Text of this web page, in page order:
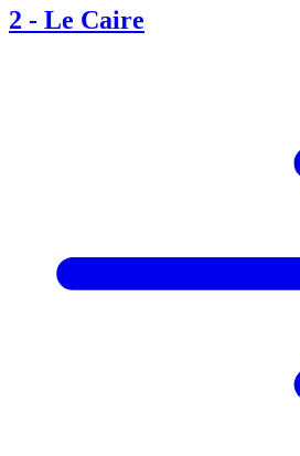
2 - Le Caire